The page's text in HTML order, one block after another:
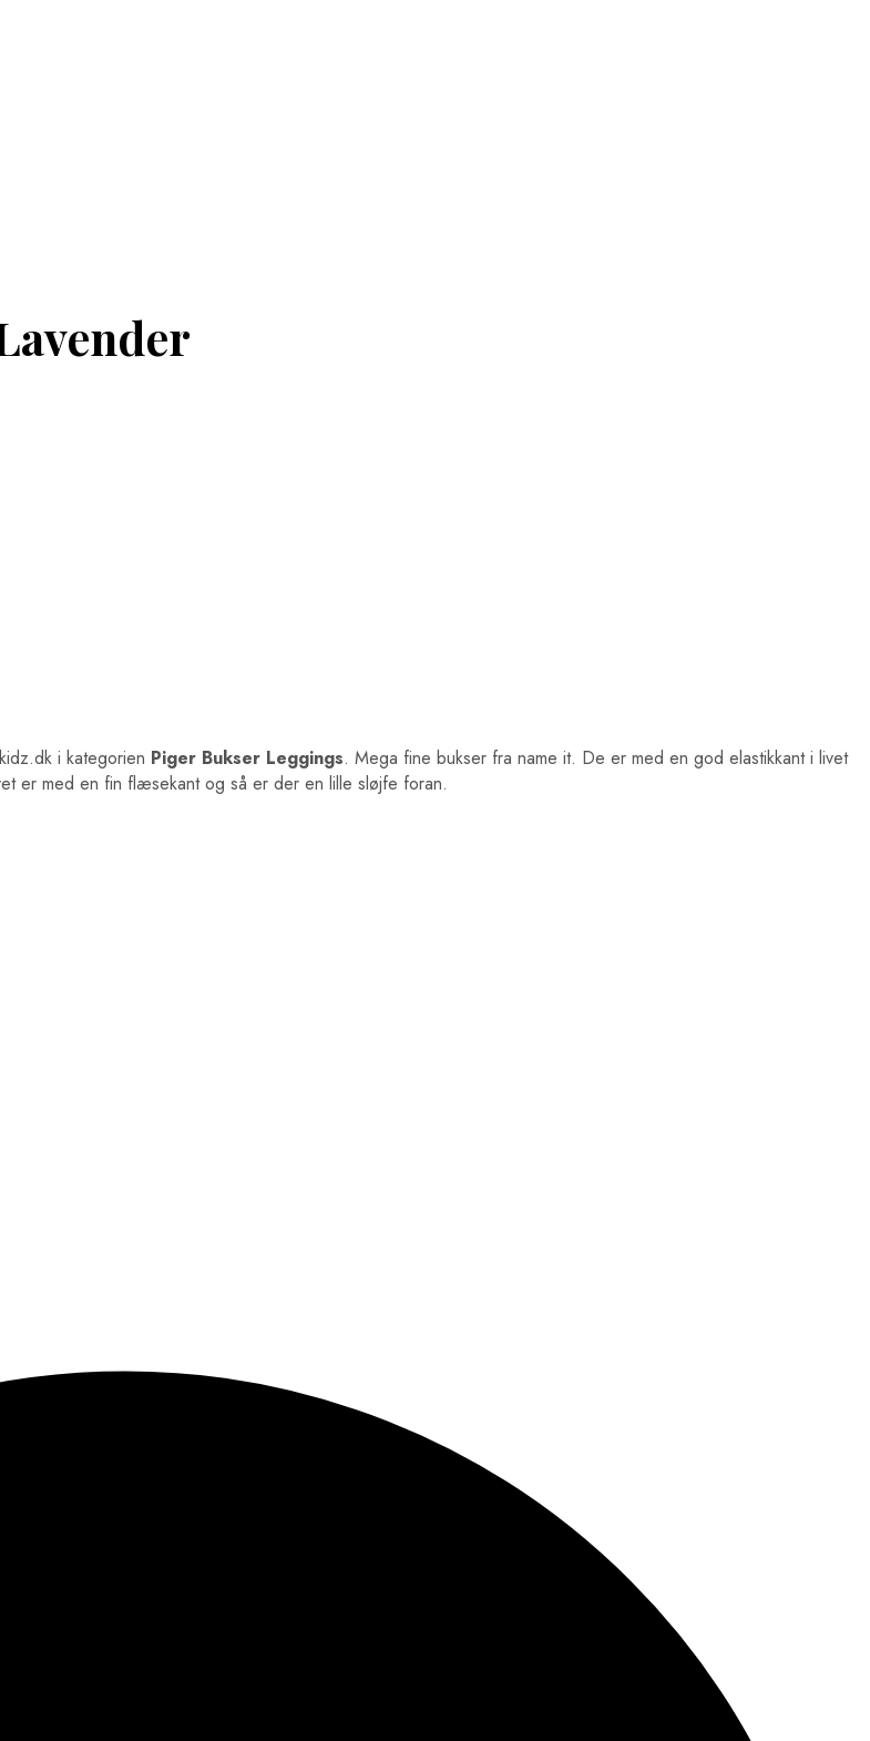
i kategorien Piger Bukser Leggings. Mega fine bukser fra name it. De er med en god elastikkant i livet
er med en fin flæsekant og så er der en lille sløjfe foran.